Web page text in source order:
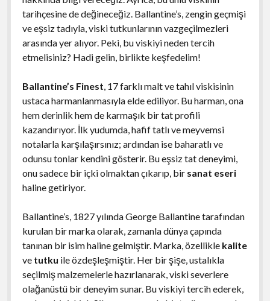
tarihçesine de değineceğiz. Ballantine’s, zengin geçmişi
ve eşsiz tadıyla, viski tutkunlarının vazgeçilmezleri
arasında yer alıyor. Peki, bu viskiyi neden tercih
etmelisiniz? Hadi gelin, birlikte keşfedelim!
Ballantine’s Finest, 17 farklı malt ve tahıl viskisinin
ustaca harmanlanmasıyla elde ediliyor. Bu harman, ona
hem derinlik hem de karmaşık bir tat profili
kazandırıyor. İlk yudumda, hafif tatlı ve meyvemsi
notalarla karşılaşırsınız; ardından ise baharatlı ve
odunsu tonlar kendini gösterir. Bu eşsiz tat deneyimi,
onu sadece bir içki olmaktan çıkarıp, bir sanat eseri
haline getiriyor.
Ballantine’s, 1827 yılında George Ballantine tarafından
kurulan bir marka olarak, zamanla dünya çapında
tanınan bir isim haline gelmiştir. Marka, özellikle kalite
ve tutku ile özdeşleşmiştir. Her bir şişe, ustalıkla
seçilmiş malzemelerle hazırlanarak, viski severlere
olağanüstü bir deneyim sunar. Bu viskiyi tercih ederek,